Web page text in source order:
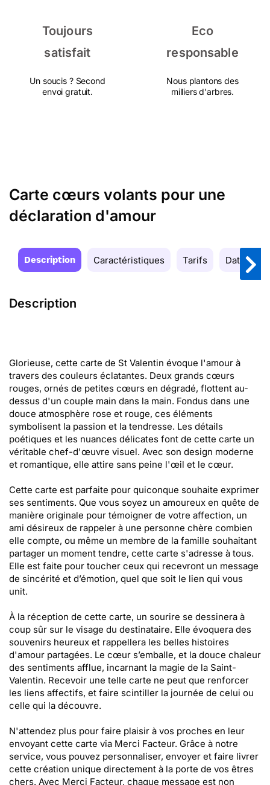
Toujours
satisfait
Un soucis ? Second
envoi gratuit.
Eco
responsable
Nous plantons des
milliers d'arbres.
Carte cœurs volants pour une
déclaration d'amour
Description Caractéristiques Tarifs Date de
Description
Glorieuse, cette carte de St Valentin évoque l'amour à
travers des couleurs éclatantes. Deux grands cœurs
rouges, ornés de petites cœurs en dégradé, flottent au-
dessus d'un couple main dans la main. Fondus dans une
douce atmosphère rose et rouge, ces éléments
symbolisent la passion et la tendresse. Les détails
poétiques et les nuances délicates font de cette carte un
véritable chef-d'œuvre visuel. Avec son design moderne
et romantique, elle attire sans peine l'œil et le cœur.
Cette carte est parfaite pour quiconque souhaite exprimer
ses sentiments. Que vous soyez un amoureux en quête de
manière originale pour témoigner de votre affection, un
ami désireux de rappeler à une personne chère combien
elle compte, ou même un membre de la famille souhaitant
partager un moment tendre, cette carte s'adresse à tous.
Elle est faite pour toucher ceux qui recevront un message
de sincérité et d’émotion, quel que soit le lien qui vous
unit.
À la réception de cette carte, un sourire se dessinera à
coup sûr sur le visage du destinataire. Elle évoquera des
souvenirs heureux et rappellera les belles histoires
d'amour partagées. Le cœur s’emballe, et la douce chaleur
des sentiments afflue, incarnant la magie de la Saint-
Valentin. Recevoir une telle carte ne peut que renforcer
les liens affectifs, et faire scintiller la journée de celui ou
celle qui la découvre.
N'attendez plus pour faire plaisir à vos proches en leur
envoyant cette carte via Merci Facteur. Grâce à notre
service, vous pouvez personnaliser, envoyer et faire livrer
cette création unique directement à la porte de vos êtres
chers. Avec Merci Facteur, chaque message est non